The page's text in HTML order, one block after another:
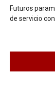
Futuros
de servicio